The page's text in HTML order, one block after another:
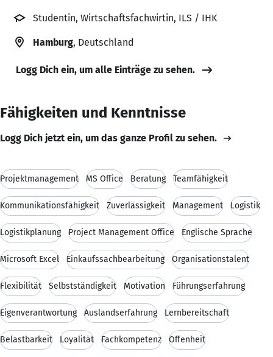
Studentin, Wirtschaftsfachwirtin, ILS / IHK
Hamburg, Deutschland
Logg Dich ein, um alle Einträge zu sehen.
Fähigkeiten und Kenntnisse
Logg Dich jetzt ein, um das ganze Profil zu sehen.
Projektmanagement MS Office Beratung Teamfähigkeit
Kommunikationsfähigkeit Zuverlässigkeit Management Logistik
Logistikplanung Project Management Office Englische Sprache
Microsoft Excel Einkaufssachbearbeitung Organisationstalent
Flexibilität Selbstständigkeit Motivation Führungserfahrung
Eigenverantwortung Auslandserfahrung Lernbereitschaft
Belastbarkeit Loyalität Fachkompetenz Offenheit